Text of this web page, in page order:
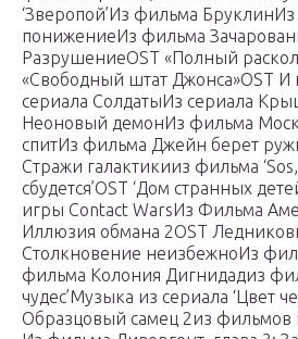
‘Зверопой’Из фильма
понижениеИз фильма
РазрушениеOST «Полный
«Свободный штат Джонса»OST И
сериала СолдатыИз сериала
Неоновый демонИз фильма
спитИз фильма Джейн берет
Стражи галактикииз фильма
сбудется’OST ‘Дом странных
игры Contact WarsИз Фильма
Иллюзия обмана 2OST
Столкновение неизбежноИз
фильма Колония Дигнидадиз
чудес’Музыка из сериала ‘Цвет
Образцовый самец 2из фильмов